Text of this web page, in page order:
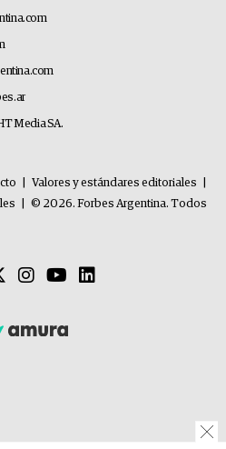
Media SA.
Valores y estándares editoriales
© 2026. Forbes Argentina. Todos